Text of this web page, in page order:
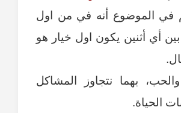
في الموضوع أنه في من اول
أي أثنين يكون اول خيار هو
والحب، بهما نتجاوز المشاكل
الحياة.